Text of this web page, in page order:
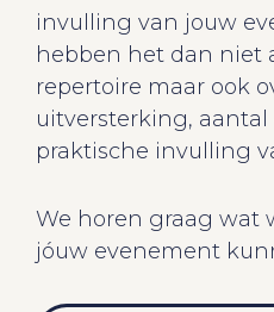
invulling van jouw
hebben het dan niet
repertoire maar ook
uitversterking, aantal
praktische invulling
We horen graag wat
jóuw evenement